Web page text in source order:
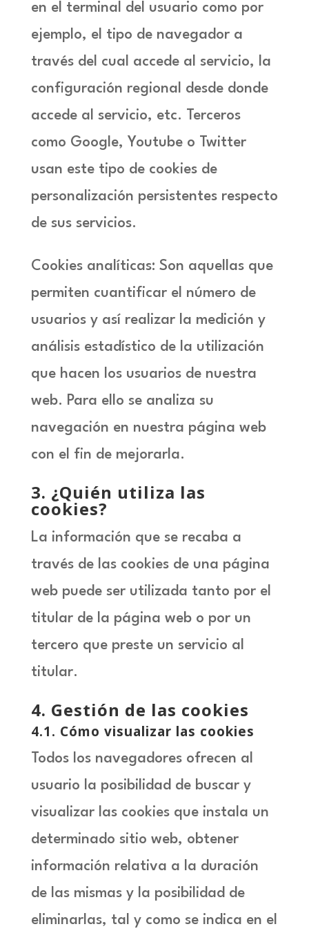
en el terminal del usuario como por
ejemplo, el tipo de navegador a
través del cual accede al servicio, la
configuración regional desde donde
accede al servicio, etc. Terceros
como Google, Youtube o Twitter
usan este tipo de cookies de
personalización persistentes respecto
de sus servicios.
Cookies analíticas: Son aquellas que
permiten cuantificar el número de
usuarios y así realizar la medición y
análisis estadístico de la utilización
que hacen los usuarios de nuestra
web. Para ello se analiza su
navegación en nuestra página web
con el fin de mejorarla.
3. ¿Quién utiliza las
cookies?
La información que se recaba a
través de las cookies de una página
web puede ser utilizada tanto por el
titular de la página web o por un
tercero que preste un servicio al
titular.
4. Gestión de las cookies
4.1. Cómo visualizar las cookies
Todos los navegadores ofrecen al
usuario la posibilidad de buscar y
visualizar las cookies que instala un
determinado sitio web, obtener
información relativa a la duración
de las mismas y la posibilidad de
eliminarlas, tal y como se indica en el